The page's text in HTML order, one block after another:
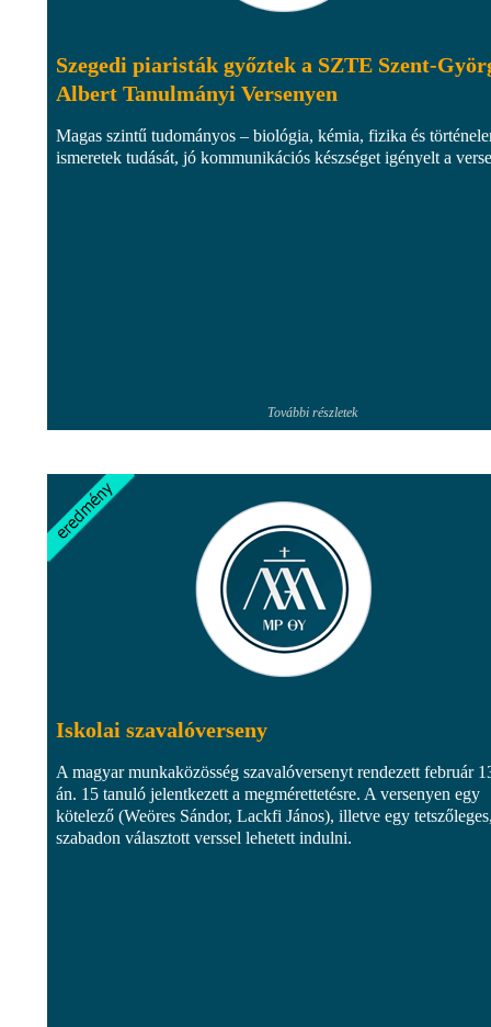
Szegedi piaristák győztek a SZTE Szent-
Albert Tanulmányi Versenyen
Magas szintű tudományos – biológia, kémia, fizika és
ismeretek tudását, jó kommunikációs készséget igényelt a
További részletek
Iskolai szavalóverseny
A magyar munkaközösség szavalóversenyt rendezett február
án. 15 tanuló jelentkezett a megmérettetésre. A versenyen egy
kötelező (Weöres Sándor, Lackfi János), illetve egy
szabadon választott verssel lehetett indulni.